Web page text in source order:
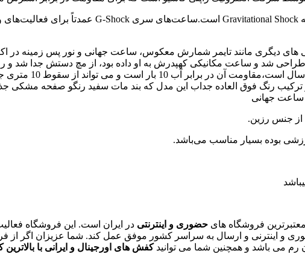
رنگ فوق العاده جداب این مدل که بند مات سفید رنگو صفحه مشکی
از جنس رزین.
بوده بسیار مناسب می‌باشد.
فروشگاه های حضوری و اینترنتی در ایران است. این فروشگاه
و اینترنی و ارسال به سراسر کشور موفق عمل کند. شما عزیزان اگر از
رم می باشد و همچنین شما می توانیدکفش های اورجینال و ایرانی با بالاترین